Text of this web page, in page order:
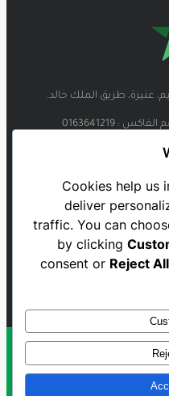
عنيزة، طريق الملك خالد.
Al
Cookies help us
deliver
traffic. You can
by clicking
consent or Reject All